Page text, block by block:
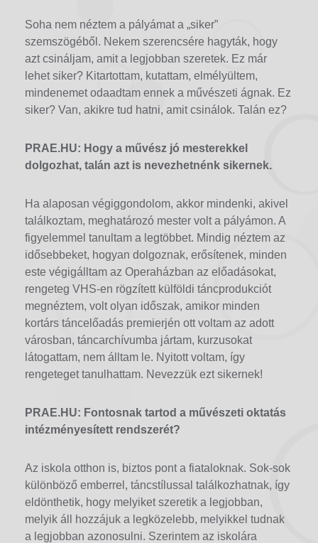
Soha nem néztem a pályámat a „siker”
szemszögéből. Nekem szerencsére hagyták, hogy
azt csináljam, amit a legjobban szeretek. Ez már
lehet siker? Kitartottam, kutattam, elmélyültem,
mindenemet odaadtam ennek a művészeti ágnak. Ez
siker? Van, akikre tud hatni, amit csinálok. Talán ez?
PRAE.HU: Hogy a művész jó mesterekkel
dolgozhat, talán azt is nevezhetnénk sikernek.
Ha alaposan végiggondolom, akkor mindenki, akivel
találkoztam, meghatározó mester volt a pályámon. A
figyelemmel tanultam a legtöbbet. Mindig néztem az
idősebbeket, hogyan dolgoznak, erősítenek, minden
este végigálltam az Operaházban az előadásokat,
rengeteg VHS-en rögzített külföldi táncprodukciót
megnéztem, volt olyan időszak, amikor minden
kortárs táncelőadás premierjén ott voltam az adott
városban, táncarchívumba jártam, kurzusokat
látogattam, nem álltam le. Nyitott voltam, így
rengeteget tanulhattam. Nevezzük ezt sikernek!
PRAE.HU: Fontosnak tartod a művészeti oktatás
intézményesített rendszerét?
Az iskola otthon is, biztos pont a fiataloknak. Sok-sok
különböző emberrel, táncstílussal találkozhatnak, így
eldönthetik, hogy melyiket szeretik a legjobban,
melyik áll hozzájuk a legközelebb, melyikkel tudnak
a legjobban azonosulni. Szerintem az iskolára